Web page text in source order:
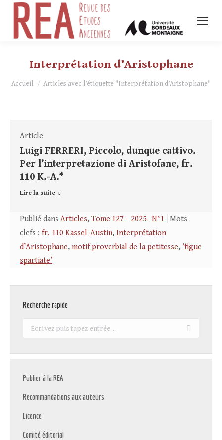
Interprétation d’Aristophane
Vous êtes ici :
Accueil Articles avec l’étiquette "Interprétation d’Aristophane"
Article
Luigi FERRERI, Piccolo, dunque cattivo.
Per l’interpretazione di Aristofane, fr.
110 K.-A.*
Lire la suite
Publié dans Articles, Tome 127 - 2025- N°1 | Mots-
clefs : fr. 110 Kassel-Austin, Interprétation
d’Aristophane, motif proverbial de la petitesse, ‘figue
spartiate’
Recherche rapide
Recherche
Publier à la REA
Recommandations aux auteurs
Licence
Comité éditorial